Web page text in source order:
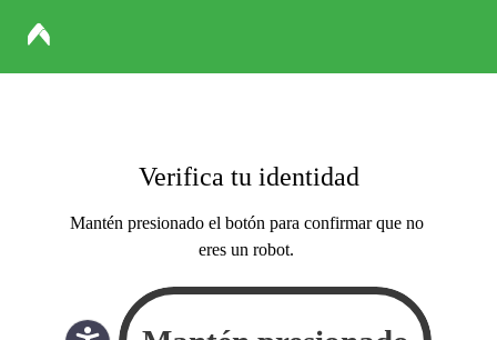
Verifica tu identidad
Mantén presionado el botón para confirmar que no
eres un robot.